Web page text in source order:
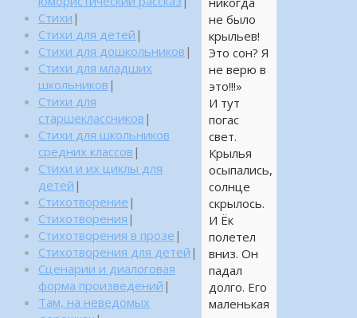
не было
крыльев!
Это сон? Я
не верю в
это!!!»
И тут
погас
свет.
Крылья
осыпались,
солнце
скрылось.
И Ёк
полетел
вниз. Он
падал
долго. Его
маленькая
Стихи |
Стихи для детей |
Стихи для дошкольников |
Стихи для младших
школьников |
Стихи для
старшеклассников |
Стихи для школьников
средних классов |
Стихи и их циклы для
детей |
Стихотворение |
Стихотворения |
Стихотворения в прозе |
Стихотворения для детей |
Сценарии и диалоговая
форма произведений |
Там, на неведомых